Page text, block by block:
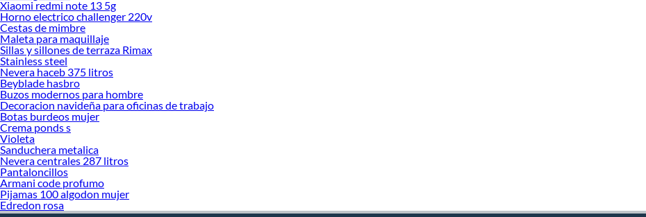
Xiaomi redmi note 13 5g
Horno electrico challenger 220v
Cestas de mimbre
Maleta para maquillaje
Sillas y sillones de terraza Rimax
Stainless steel
Nevera haceb 375 litros
Beyblade hasbro
Buzos modernos para hombre
Decoracion navideña para oficinas de trabajo
Botas burdeos mujer
Crema ponds s
Violeta
Sanduchera metalica
Nevera centrales 287 litros
Pantaloncillos
Armani code profumo
Pijamas 100 algodon mujer
Edredon rosa